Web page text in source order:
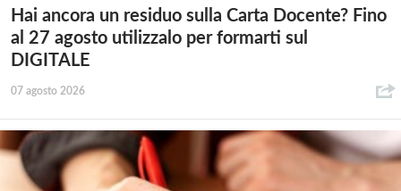
Hai ancora un residuo sulla Carta Docente? Fino
al 27 agosto utilizzalo per formarti sul
DIGITALE
07 agosto 2026